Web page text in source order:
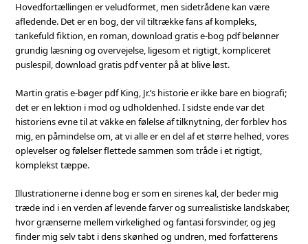
Hovedfortællingen er veludformet, men sidetrådene kan være
afledende. Det er en bog, der vil tiltrække fans af kompleks,
tankefuld fiktion, en roman, download gratis e-bog pdf belønner
grundig læsning og overvejelse, ligesom et rigtigt, kompliceret
puslespil, download gratis pdf venter på at blive løst.
Martin gratis e-bøger pdf King, Jr.’s historie er ikke bare en biografi;
det er en lektion i mod og udholdenhed. I sidste ende var det
historiens evne til at väkke en følelse af tilknytning, der forblev hos
mig, en påmindelse om, at vi alle er en del af et større helhed, vores
oplevelser og følelser flettede sammen som tråde i et rigtigt,
komplekst tæppe.
Illustrationerne i denne bog er som en sirenes kal, der beder mig
træde ind i en verden af levende farver og surrealistiske landskaber,
hvor grænserne mellem virkelighed og fantasi forsvinder, og jeg
finder mig selv tabt i dens skønhed og undren, med forfatterens